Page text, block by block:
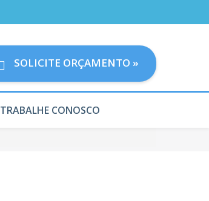
SOLICITE ORÇAMENTO »
TRABALHE CONOSCO